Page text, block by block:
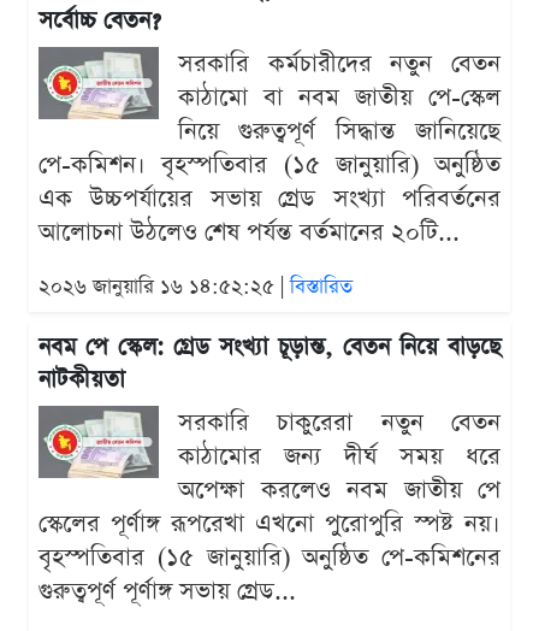
সর্বোচ্চ বেতন?
সরকারি কর্মচারীদের নতুন বেতন
কাঠামো বা নবম জাতীয় পে-স্কেল
নিয়ে গুরুত্বপূর্ণ সিদ্ধান্ত জানিয়েছে
পে-কমিশন। বৃহস্পতিবার (১৫ জানুয়ারি) অনুষ্ঠিত
এক উচ্চপর্যায়ের সভায় গ্রেড সংখ্যা পরিবর্তনের
আলোচনা উঠলেও শেষ পর্যন্ত বর্তমানের ২০টি...
২০২৬ জানুয়ারি ১৬ ১৪:৫২:২৫ |বিস্তারিত
নবম পে স্কেল: গ্রেড সংখ্যা চূড়ান্ত, বেতন নিয়ে বাড়ছে
নাটকীয়তা
সরকারি চাকুরেরা নতুন বেতন
কাঠামোর জন্য দীর্ঘ সময় ধরে
অপেক্ষা করলেও নবম জাতীয় পে
স্কেলের পূর্ণাঙ্গ রূপরেখা এখনো পুরোপুরি স্পষ্ট নয়।
বৃহস্পতিবার (১৫ জানুয়ারি) অনুষ্ঠিত পে-কমিশনের
গুরুত্বপূর্ণ পূর্ণাঙ্গ সভায় গ্রেড...